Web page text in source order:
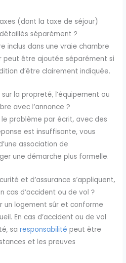
(dont la taxe de séjour)
séparément ?
inclus dans une vraie chambre
peut être ajoutée séparément si
d’être clairement indiquée.
la propreté, l’équipement ou
avec l’annonce ?
problème par écrit, avec des
est insuffisante, vous
association de
une démarche plus formelle.
et d’assurance s’appliquent,
cas d’accident ou de vol ?
un logement sûr et conforme
En cas d’accident ou de vol
saresponsabilité peut être
et les preuves